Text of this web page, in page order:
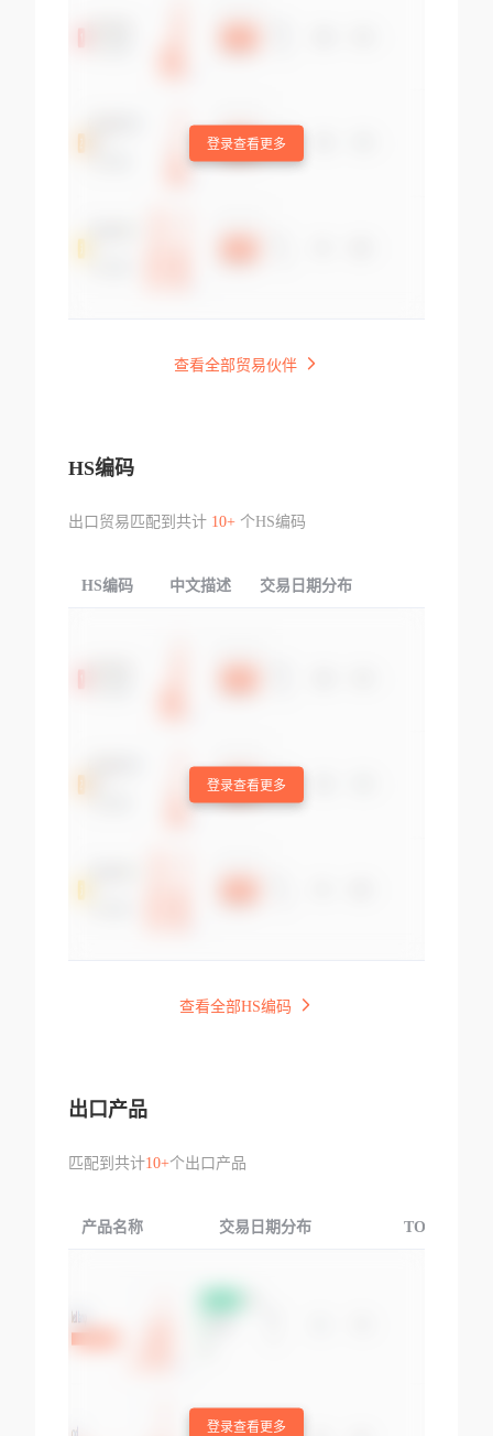
登录查看更多
查看全部贸易伙伴
HS编码
出口贸易匹配到共计 10+个HS编码
HS编码 中文描述 交易日期分布
登录查看更多
查看全部HS编码
出口产品
匹配到共计10+个出口产品
产品名称 交易日期分布 TOP3交易国
登录查看更多